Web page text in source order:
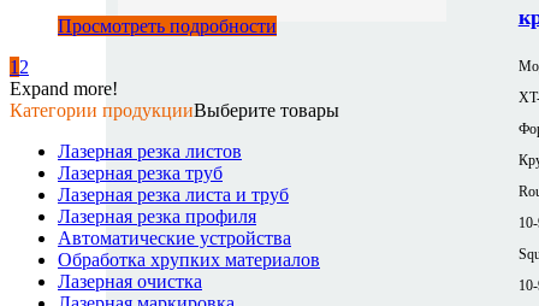
Просмотреть подробности
1 2
Expand more!
Категории продукцииВыберите товары
Лазерная резка листов
Лазерная резка труб
Лазерная резка листа и труб
Лазерная резка профиля
Автоматические устройства
Обработка хрупких материалов
Лазерная очистка